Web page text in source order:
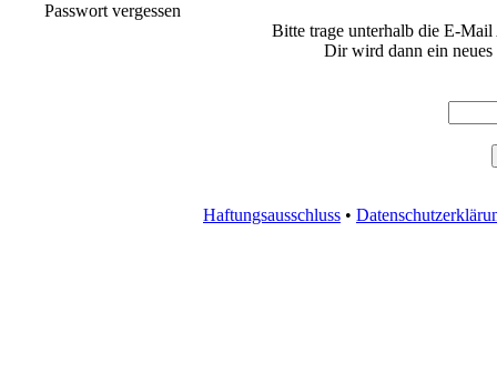
Passwort vergessen
Bitte trage unterhalb die E-
Dir wird dann ein neues
Haftungsausschluss •